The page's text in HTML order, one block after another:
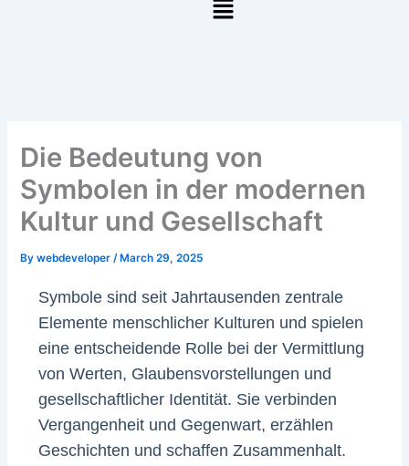
Die Bedeutung von
Symbolen in der modernen
Kultur und Gesellschaft
Bywebdeveloper/ March 29, 2025
Symbole sind seit Jahrtausenden zentrale
Elemente menschlicher Kulturen und spielen
eine entscheidende Rolle bei der Vermittlung
von Werten, Glaubensvorstellungen und
gesellschaftlicher Identität. Sie verbinden
Vergangenheit und Gegenwart, erzählen
Geschichten und schaffen Zusammenhalt.